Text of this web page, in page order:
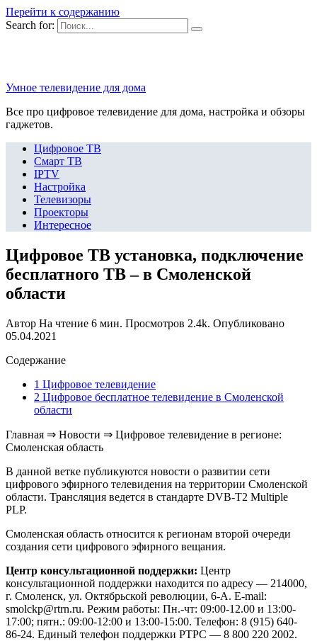
Перейти к содержанию
Search for:
Умное телевидение для дома
Все про цифровое телевидение для дома, настройка и обзоры
гаджетов.
Цифровое ТВ
Смарт ТВ
IPTV
Настройка
Телевизоры
Проекторы
Интересное
Цифровое ТВ установка, подключение
бесплатного ТВ – в Смоленской
области
Автор На чтение 6 мин. Просмотров 2.4k. Опубликовано
05.04.2021
Содержание
1 Цифровое телевидение
2 Цифровое бесплатное телевидение в Смоленской
области
Главная ⇒ Новости ⇒ Цифровое телевидение в регионе:
Смоленская область
В данной ветке публикуются новости о развитии сети
цифрового эфирного телевидения на территории Смоленской
области. Трансляция ведется в стандарте DVB-T2 Multiple
PLP.
Смоленская область относится к регионам второй очереди
создания сети цифрового эфирного вещания.
Центр консультационной поддержки: Центр
консультационной поддержки находится по адресу — 214000,
г. Смоленск, ул. Октябрьской революции, 6-А. E-mail:
smolckp@rtrn.ru. Режим работы: Пн.-чт: 09:00-12.00 и 13:00-
17:00; пятн.: 09:00-12:00 и 13:00-15:00. Телефон: 8 (915) 640-
86-24. Единый телефон поддержки РТРС — 8 800 220 2002.